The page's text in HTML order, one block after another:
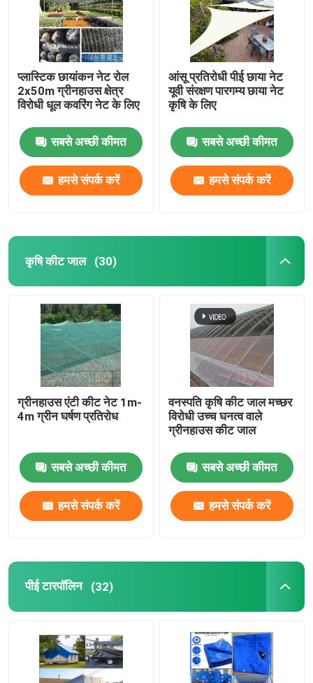
प्लास्टिक छायांकन नेट रोल
2x50m ग्रीनहाउस क्षेत्र
विरोधी धूल कवरिंग नेट के लिए
सबसे अच्छी कीमत
हमसे संपर्क करें
आंसू प्रतिरोधी पीई छाया नेट
यूवी संरक्षण पारगम्य छाया नेट
कृषि के लिए
सबसे अच्छी कीमत
हमसे संपर्क करें
कृषि कीट जाल (30)
ग्रीनहाउस एंटी कीट नेट 1m-
4m ग्रीन घर्षण प्रतिरोध
सबसे अच्छी कीमत
हमसे संपर्क करें
वनस्पति कृषि कीट जाल मच्छर
विरोधी उच्च घनत्व वाले
ग्रीनहाउस कीट जाल
सबसे अच्छी कीमत
हमसे संपर्क करें
पीई टारपॉलिन (32)